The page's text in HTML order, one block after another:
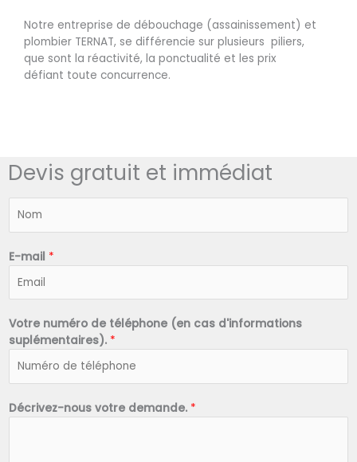
Notre entreprise de débouchage (assainissement) et
plombier TERNAT, se différencie sur plusieurs piliers,
que sont la réactivité, la ponctualité et les prix
défiant toute concurrence.
Devis gratuit et immédiat
*
E-mail *
Votre numéro de téléphone (en cas d'informations
suplémentaires). *
Décrivez-nous votre demande. *